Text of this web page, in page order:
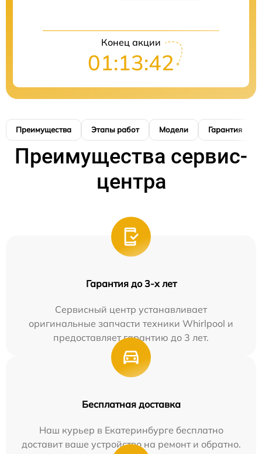
Конец акции
01:13:41
Преимущества Этапы работ Модели Гарантия
Преимущества сервис-
центра
Гарантия до 3-х лет
Сервисный центр устанавливает
оригинальные запчасти техники Whirlpool и
предоставляет гарантию до 3 лет.
Бесплатная доставка
Наш курьер в Екатеринбурге бесплатно
доставит ваше устройство на ремонт и обратно.